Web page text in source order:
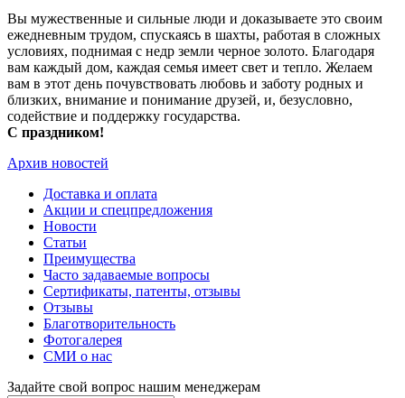
Вы мужественные и сильные люди и доказываете это своим
ежедневным трудом, спускаясь в шахты, работая в сложных
условиях, поднимая с недр земли черное золото. Благодаря
вам каждый дом, каждая семья имеет свет и тепло. Желаем
вам в этот день почувствовать любовь и заботу родных и
близких, внимание и понимание друзей, и, безусловно,
содействие и поддержку государства.
С праздником!
Архив новостей
Доставка и оплата
Акции и спецпредложения
Новости
Статьи
Преимущества
Часто задаваемые вопросы
Сертификаты, патенты, отзывы
Отзывы
Благотворительность
Фотогалерея
СМИ о нас
Задайте свой вопрос нашим менеджерам